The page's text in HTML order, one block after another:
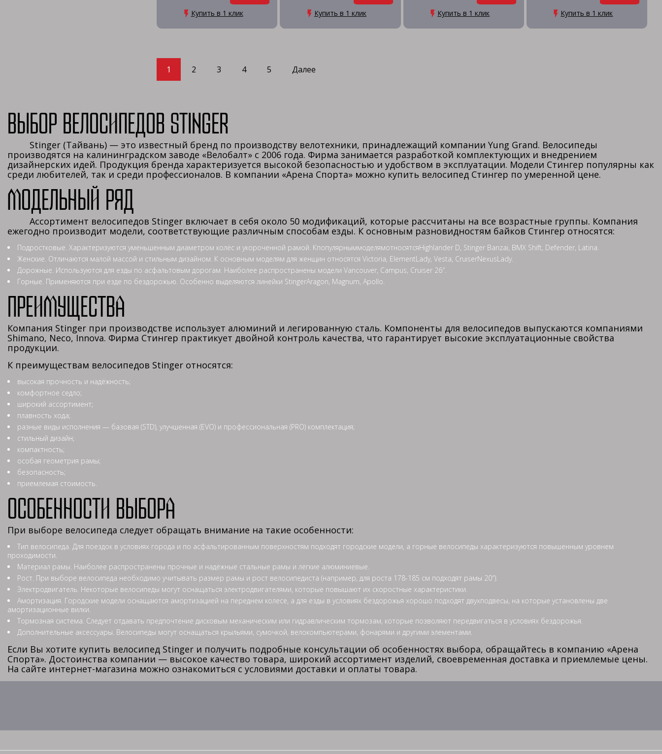
Купить в 1 клик Купить в 1 клик Купить в 1 клик Купить в 1 клик
1 2 3 4 5 Далее
Выбор велосипедов Stinger
Stinger (Тайвань) — это известный бренд по производству велотехники, принадлежащий компании Yung Grand. Велосипеды
производятся на калининградском заводе «Велобалт» с 2006 года. Фирма занимается разработкой комплектующих и внедрением
дизайнерских идей. Продукция бренда характеризуется высокой безопасностью и удобством в эксплуатации. Модели Стингер популярны как
среди любителей, так и среди профессионалов. В компании «Арена Спорта» можно купить велосипед Стингер по умеренной цене.
Модельный ряд
Ассортимент велосипедов Stinger включает в себя около 50 модификаций, которые рассчитаны на все возрастные группы. Компания
ежегодно производит модели, соответствующие различным способам езды. К основным разновидностям байков Стингер относятся:
Подростковые. Характеризуются уменьшенным диаметром колёс и укороченной рамой. КпопулярныммоделямотносятсяHighlander D, Stinger Banzai, BMX Shift, Defender, Latina.
Женские. Отличаются малой массой и стильным дизайном. К основным моделям для женщин относятся Victoria, ElementLady, Vesta, CruiserNexusLady.
Дорожные. Используются для езды по асфальтовым дорогам. Наиболее распространены модели Vancouver, Campus, Cruiser 26″.
Горные. Применяются при езде по бездорожью. Особенно выделяются линейки StingerAragon, Magnum, Apollo.
Преимущества
Компания Stinger при производстве использует алюминий и легированную сталь. Компоненты для велосипедов выпускаются компаниями
Shimano, Neco, Innova. Фирма Стингер практикует двойной контроль качества, что гарантирует высокие эксплуатационные свойства
продукции.
К преимуществам велосипедов Stinger относятся:
высокая прочность и надёжность;
комфортное седло;
широкий ассортимент;
плавность хода;
разные виды исполнения — базовая (STD), улучшенная (EVO) и профессиональная (PRO) комплектация;
стильный дизайн;
компактность;
особая геометрия рамы;
безопасность;
приемлемая стоимость.
Особенности выбора
При выборе велосипеда следует обращать внимание на такие особенности:
Тип велосипеда. Для поездок в условиях города и по асфальтированным поверхностям подходят городские модели, а горные велосипеды характеризуются повышенным уровнем
проходимости.
Материал рамы. Наиболее распространены прочные и надёжные стальные рамы и лёгкие алюминиевые.
Рост. При выборе велосипеда необходимо учитывать размер рамы и рост велосипедиста (например, для роста 178-185 см подходят рамы 20″).
Электродвигатель. Некоторые велосипеды могут оснащаться электродвигателями, которые повышают их скоростные характеристики.
Амортизация. Городские модели оснащаются амортизацией на переднем колесе, а для езды в условиях бездорожья хорошо подходят двухподвесы, на которые установлены две
амортизационные вилки.
Тормозная система. Следует отдавать предпочтение дисковым механическим или гидравлическим тормозам, которые позволяют передвигаться в условиях бездорожья.
Дополнительные аксессуары. Велосипеды могут оснащаться крыльями, сумочкой, велокомпьютерами, фонарями и другими элементами.
Если Вы хотите купить велосипед Stinger и получить подробные консультации об особенностях выбора, обращайтесь в компанию «Арена
Спорта». Достоинства компании — высокое качество товара, широкий ассортимент изделий, своевременная доставка и приемлемые цены.
На сайте интернет-магазина можно ознакомиться с условиями доставки и оплаты товара.